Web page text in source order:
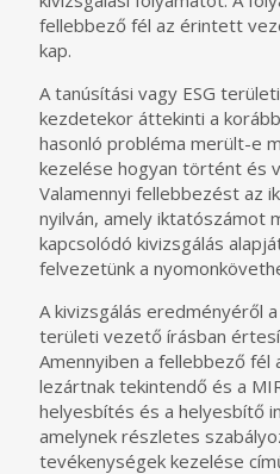
fellebbező fél az érintett
kap.
A tanúsítási vagy ESG
kezdetekor áttekinti a
hasonló probléma merült-e
kezelése hogyan történt és
Valamennyi fellebbezést az
nyilván, amely iktatószámot
kapcsolódó kivizsgálás
felvezetünk a
A kivizsgálás eredményéről
területi vezető írásban
Amennyiben a fellebbező fél
lezártnak tekintendő és a
helyesbítés és a helyesbítő
amelynek részletes
tevékenységek kezelése